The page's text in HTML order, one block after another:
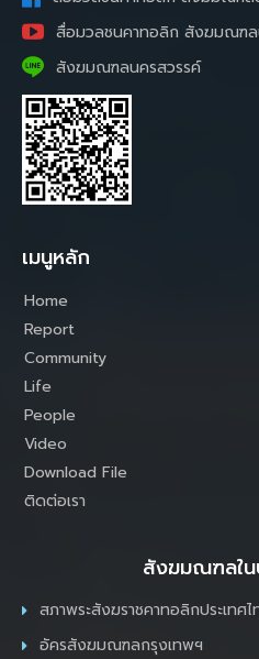
สื่อมวลชนคาทอลิก สังฆมณฑล
สังฆมณฑลนครสวรรค์
เมนูหลัก
Home
Report
Community
Life
People
Video
Download File
ติดต่อเรา
สังฆมณฑลใน
สภาพระสังฆราชคาทอลิกประเทศไ
อัครสังฆมณฑลกรุงเทพฯ